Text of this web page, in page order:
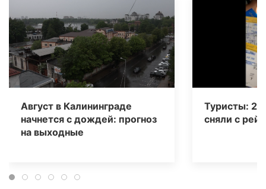
Август в Калининграде
начнется с дождей: прогноз
на выходные
Туристы: 20
сняли с